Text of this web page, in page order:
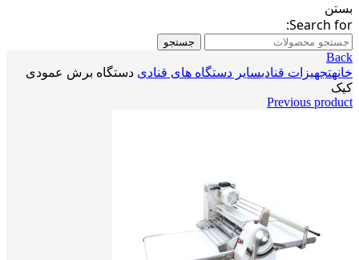
بستن
Search for:
جستجو
Back
خانهتجهیزات قنادیسایر دستگاه های قنادی دستگاه برش عمودی
کیک
Previous product